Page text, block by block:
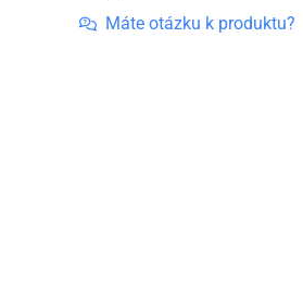
Máte otázku k produktu?